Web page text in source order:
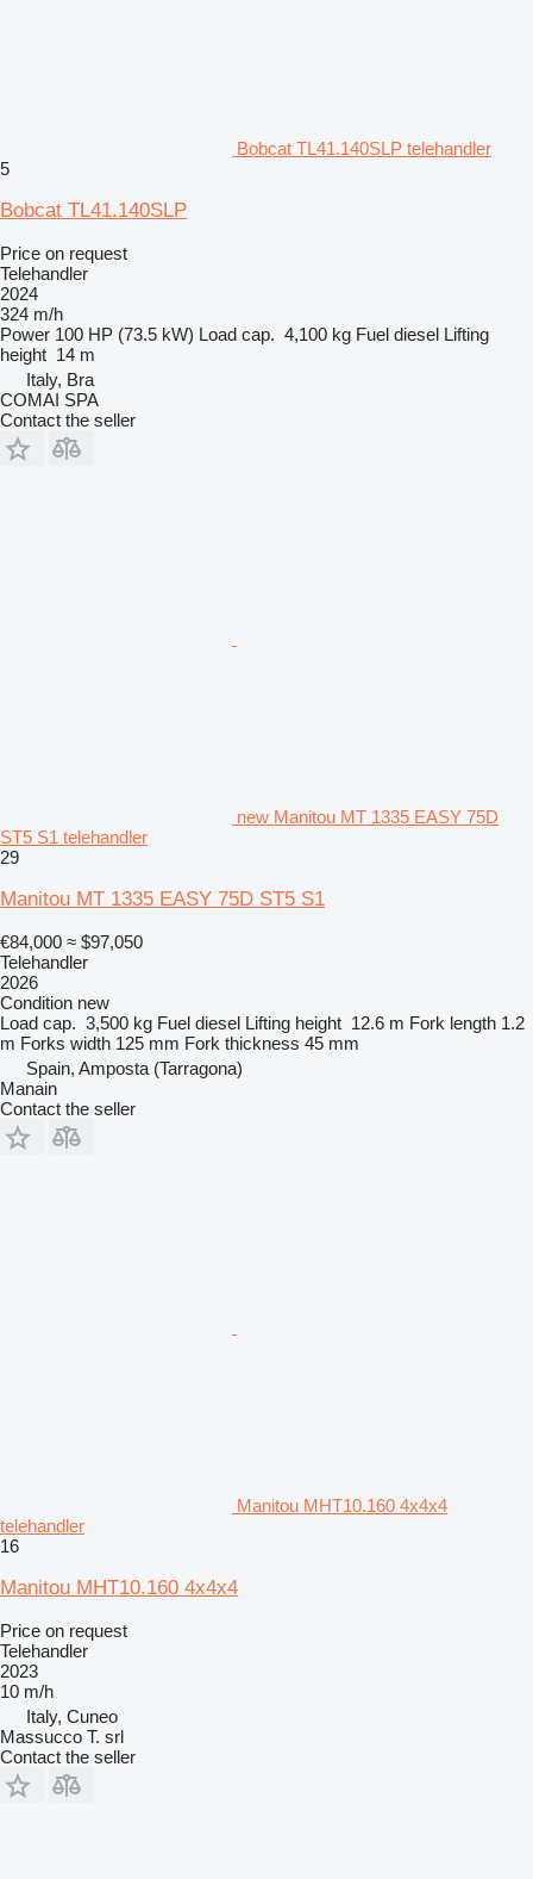
Bobcat TL41.140SLP telehandler
5
Bobcat TL41.140SLP
Price on request
Telehandler
2024
324 m/h
Power 100 HP (73.5 kW) Load cap. 4,100 kg Fuel diesel Lifting
height 14 m
Italy, Bra
COMAI SPA
Contact the seller
new Manitou MT 1335 EASY 75D
ST5 S1 telehandler
29
Manitou MT 1335 EASY 75D ST5 S1
€84,000 ≈ $97,050
Telehandler
2026
Condition new
Load cap. 3,500 kg Fuel diesel Lifting height 12.6 m Fork length 1.2
m Forks width 125 mm Fork thickness 45 mm
Spain, Amposta (Tarragona)
Manain
Contact the seller
Manitou MHT10.160 4x4x4
telehandler
16
Manitou MHT10.160 4x4x4
Price on request
Telehandler
2023
10 m/h
Italy, Cuneo
Massucco T. srl
Contact the seller